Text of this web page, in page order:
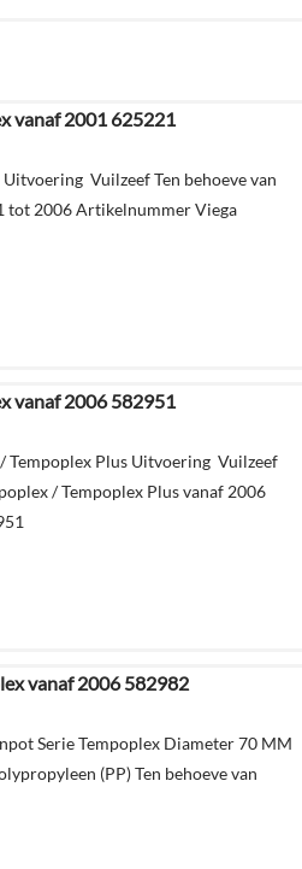
vanaf 2001 625221
Vuilzeef Ten behoeve van
tot 2006 Artikelnummer Viega
vanaf 2006 582951
Tempoplex Plus Uitvoering Vuilzeef
/ Tempoplex Plus vanaf 2006
vanaf 2006 582982
Serie Tempoplex Diameter 70 MM
(PP) Ten behoeve van